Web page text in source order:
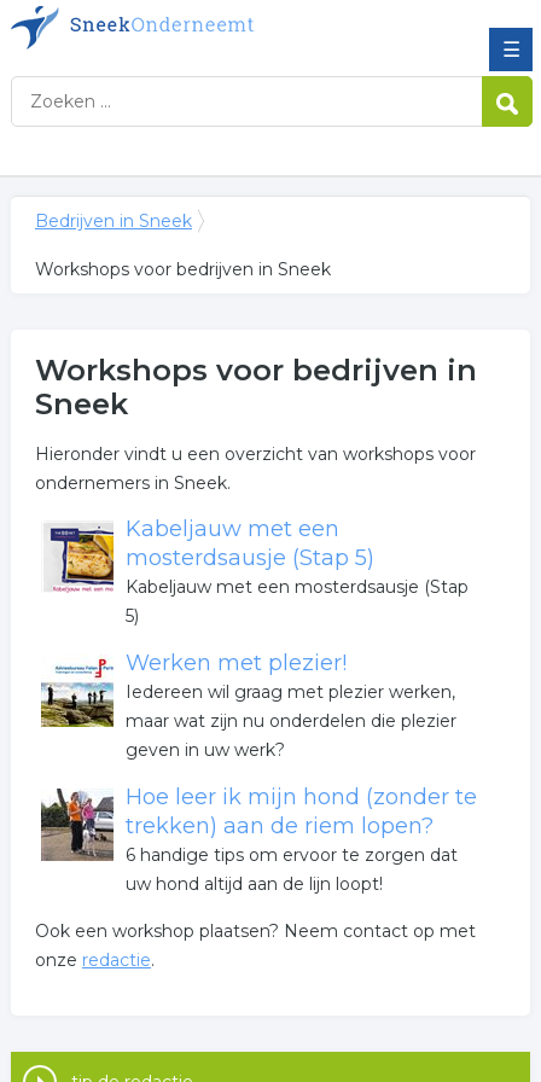
☰
Bedrijven in Sneek
Workshops voor bedrijven in Sneek
Workshops voor bedrijven in
Sneek
Hieronder vindt u een overzicht van workshops voor
ondernemers in Sneek.
Kabeljauw met een
mosterdsausje (Stap 5)
Kabeljauw met een mosterdsausje (Stap
5)
Werken met plezier!
Iedereen wil graag met plezier werken,
maar wat zijn nu onderdelen die plezier
geven in uw werk?
Hoe leer ik mijn hond (zonder te
trekken) aan de riem lopen?
6 handige tips om ervoor te zorgen dat
uw hond altijd aan de lijn loopt!
Ook een workshop plaatsen? Neem contact op met
onze redactie.